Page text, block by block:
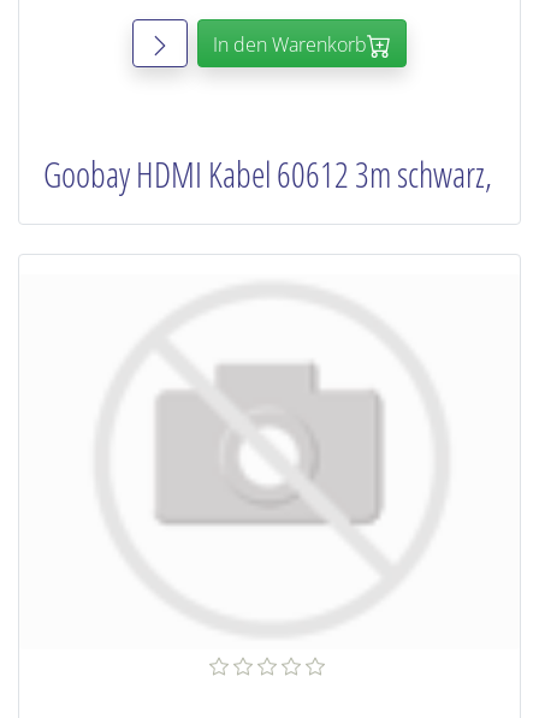
In den Warenkorb
Goobay HDMI Kabel 60612 3m schwarz,